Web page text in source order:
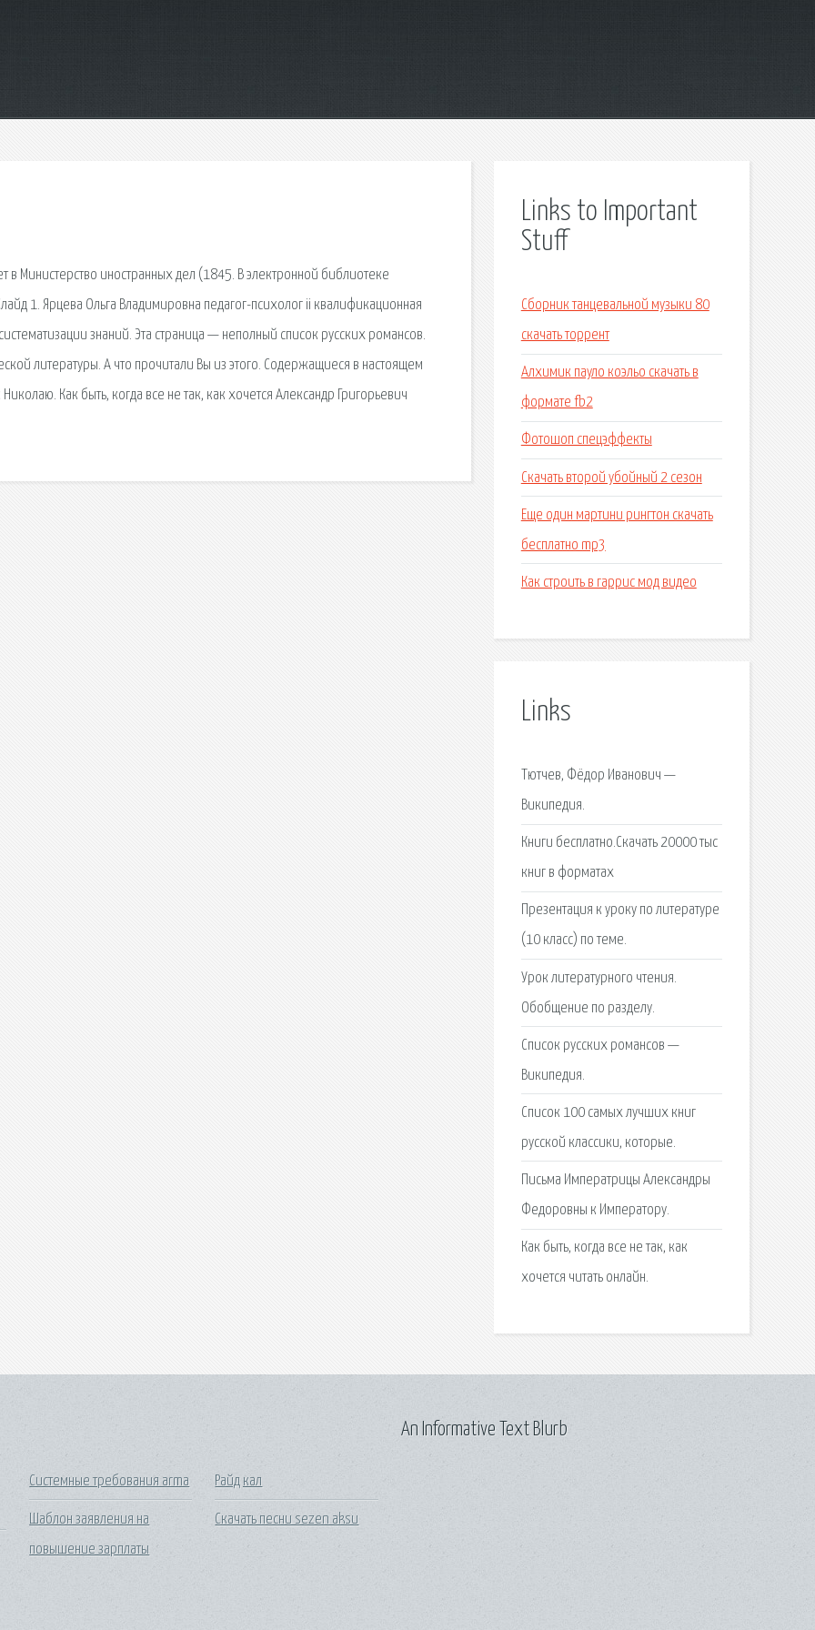
в Министерство иностранных дел (1845. В электронной библиотеке
1. Ярцева Ольга Владимировна педагог-психолог ii квалификационная
знаний. Эта страница — неполный список русских романсов.
литературы. А что прочитали Вы из этого. Содержащиеся в настоящем
Как быть, когда все не так, как хочется Александр Григорьевич
Links to Important
Stuff
Сборник танцевальной музыки 80
скачать торрент
Алхимик пауло коэльо скачать в
формате fb2
Фотошоп спецэффекты
Скачать второй убойный 2 сезон
Еще один мартини рингтон скачать
бесплатно mp3
Как строить в гаррис мод видео
Links
Тютчев, Фёдор Иванович —
Википедия.
Книги бесплатно.Скачать 20000 тыс
книг в форматах
Презентация к уроку по литературе
(10 класс) по теме.
Урок литературного чтения.
Обобщение по разделу.
Список русских романсов —
Википедия.
Список 100 самых лучших книг
русской классики, которые.
Письма Императрицы Александры
Федоровны к Императору.
Как быть, когда все не так, как
хочется читать онлайн.
Системные требования arma
Шаблон заявления на
повышение зарплаты
Райд кал
Скачать песни sezen aksu
An Informative Text Blurb